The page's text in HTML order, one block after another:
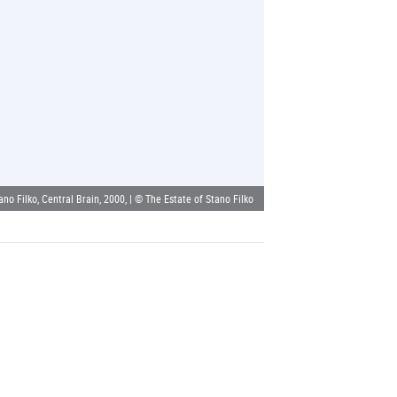
Filko, Central Brain, 2000, | © The Estate of Stano Filko